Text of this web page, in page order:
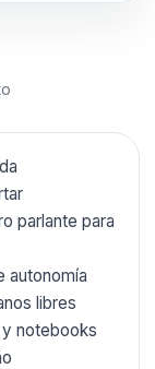
parlante para
autonomía
libres
notebooks